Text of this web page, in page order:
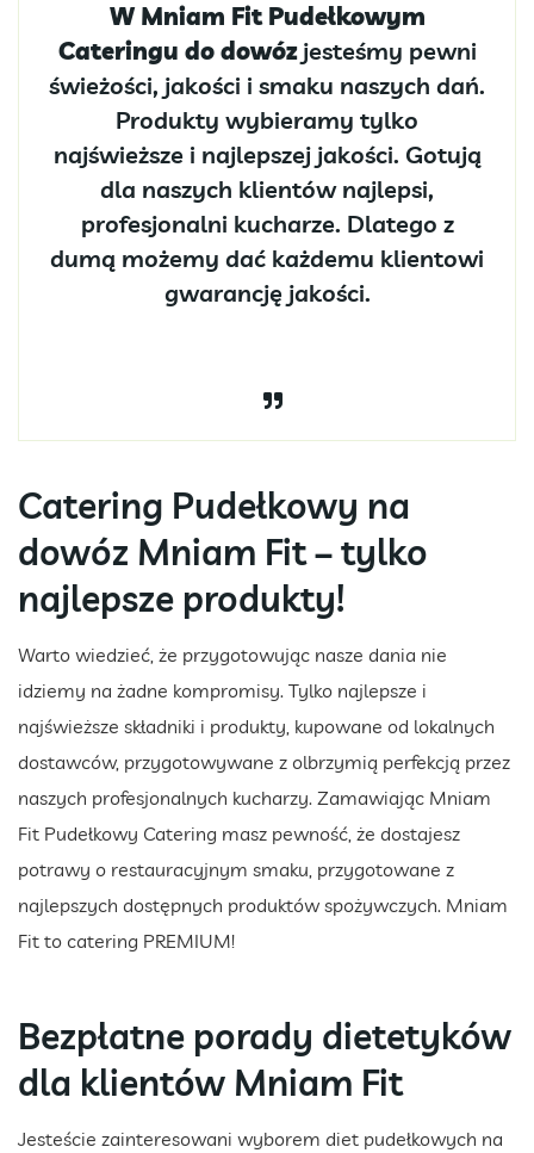
W Mniam Fit Pudełkowym
Cateringu do dowózjesteśmy pewni
świeżości, jakości i smaku naszych dań.
Produkty wybieramy tylko
najświeższe i najlepszej jakości. Gotują
dla naszych klientów najlepsi,
profesjonalni kucharze. Dlatego z
dumą możemy dać każdemu klientowi
gwarancję jakości.
Catering Pudełkowy na
dowóz Mniam Fit – tylko
najlepsze produkty!
Warto wiedzieć, że przygotowując nasze dania nie
idziemy na żadne kompromisy. Tylko najlepsze i
najświeższe składniki i produkty, kupowane od lokalnych
dostawców, przygotowywane z olbrzymią perfekcją przez
naszych profesjonalnych kucharzy. Zamawiając Mniam
Fit Pudełkowy Catering masz pewność, że dostajesz
potrawy o restauracyjnym smaku, przygotowane z
najlepszych dostępnych produktów spożywczych. Mniam
Fit to catering PREMIUM!
Bezpłatne porady dietetyków
dla klientów Mniam Fit
Jesteście zainteresowani wyborem diet pudełkowych na